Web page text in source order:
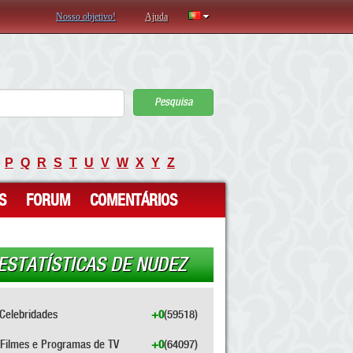
Nosso objetivo! Ajuda
Pesquisa
P Q R S T U V W X Y Z
FORUM COMENTÁRIOS
DE NUDEZ
(59518)
+0
e Programas de TV (64097)
+0